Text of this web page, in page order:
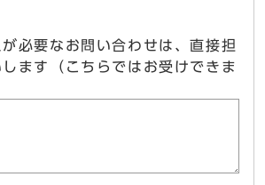
が必要なお問い合わせは、直接担
ます（こちらではお受けできま